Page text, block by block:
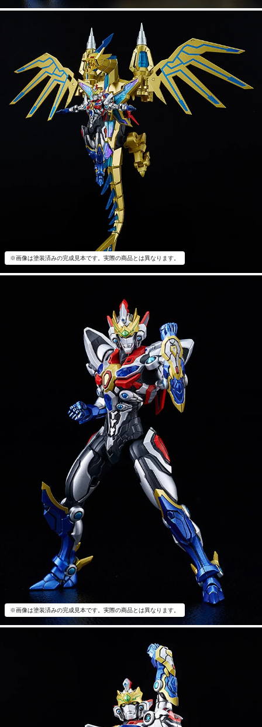
※画像は塗装済みの完成見本です。実際の商品とは異なります。
※画像は塗装済みの完成見本です。実際の商品とは異なります。